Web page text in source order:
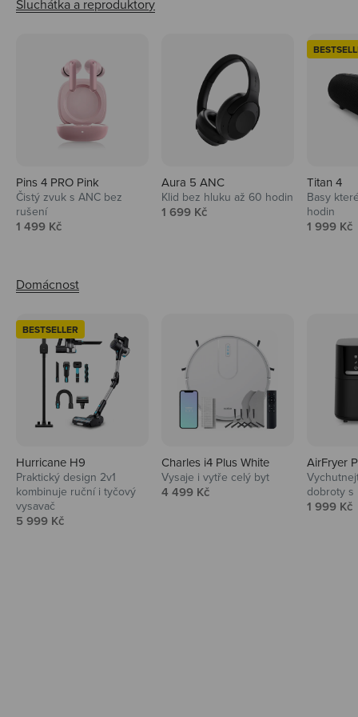
Pins 4 PRO Pink
Čistý zvuk s ANC bez
rušení
Prodejní cena
1 499 Kč
Aura 5 ANC
Klid bez hluku až 60 hodin
Prodejní cena
1 699 Kč
Titan 4
Basy
hodin
Prodejní
1 999 Kč
BESTSELLER
Hurricane H9
Praktický design 2v1
kombinuje ruční i tyčový
vysavač
Prodejní cena
5 999 Kč
Charles i4 Plus White
Vysaje i vytře celý byt
Prodejní cena
4 499 Kč
AirFryer
dobroty s
Prodejní
1 999 Kč
Audio
Niceboy sluchátka a repráky ti padnou
do noty.